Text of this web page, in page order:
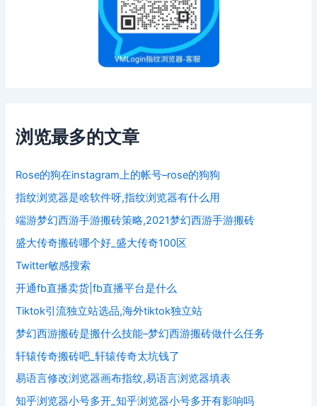
浏览最多的文章
Rose的狗在instagram上的帐号–rose的狗狗
指纹浏览器是啥软件呀,指纹浏览器有什么用
端游梦幻西游手游搬砖策略,2021梦幻西游手游搬砖
盛大传奇搬砖哪个好_盛大传奇100区
Twitter敏感搜索
开通fb直播卖货|fb直播平台是什么
Tiktok引流独立站选品,海外tiktok独立站
梦幻西游搬砖是搬什么技能–梦幻西游搬砖做什么任务
轩辕传奇搬砖吧_轩辕传奇太坑钱了
易语言修改浏览器画布指纹,易语言浏览器填表
知乎浏览器小号多开_知乎浏览器小号多开有影响吗